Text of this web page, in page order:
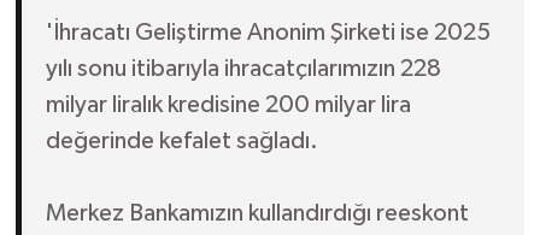
'İhracatı Geliştirme Anonim Şirketi ise 2025
yılı sonu itibarıyla ihracatçılarımızın 228
milyar liralık kredisine 200 milyar lira
değerinde kefalet sağladı.
Merkez Bankamızın kullandırdığı reeskont